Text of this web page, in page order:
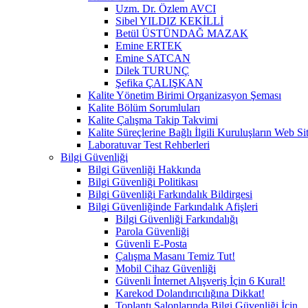
Uzm. Dr. Özlem AVCI
Sibel YILDIZ KEKİLLİ
Betül ÜSTÜNDAĞ MAZAK
Emine ERTEK
Emine SATCAN
Dilek TURUNÇ
Şefika ÇALIŞKAN
Kalite Yönetim Birimi Organizasyon Şeması
Kalite Bölüm Sorumluları
Kalite Çalışma Takip Takvimi
Kalite Süreçlerine Bağlı İlgili Kuruluşların Web
Laboratuvar Test Rehberleri
Bilgi Güvenliği
Bilgi Güvenliği Hakkında
Bilgi Güvenliği Politikası
Bilgi Güvenliği Farkındalık Bildirgesi
Bilgi Güvenliğinde Farkındalık Afişleri
Bilgi Güvenliği Farkındalığı
Parola Güvenliği
Güvenli E-Posta
Çalışma Masanı Temiz Tut!
Mobil Cihaz Güvenliği
Güvenli İnternet Alışveriş İçin 6 Kural!
Karekod Dolandırıcılığına Dikkat!
Toplantı Salonlarında Bilgi Güvenliği İçin